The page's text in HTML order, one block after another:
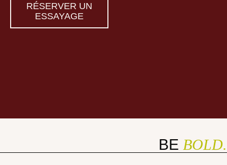
RÉSERVER UN
ESSAYAGE
BE BOLD.